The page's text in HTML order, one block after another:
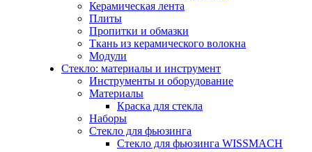
Керамическая лента
Плиты
Пропитки и обмазки
Ткань из керамического волокна
Модули
Стекло: материалы и инструмент
Инструменты и оборудование
Материалы
Краска для стекла
Наборы
Стекло для фьюзинга
Стекло для фьюзинга WISSMACH